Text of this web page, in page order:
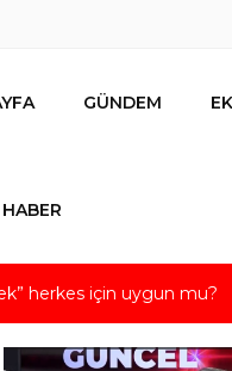
GÜNDEM
herkes için uygun mu?
Adanalıların bir